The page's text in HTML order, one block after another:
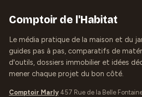
Comptoir de l'Habitat
Le média pratique de la maison et du
guides pas à pas, comparatifs de
d'outils, dossiers immobilier et idées
mener chaque projet du bon côté.
Comptoir Marly 457 Rue de la Belle